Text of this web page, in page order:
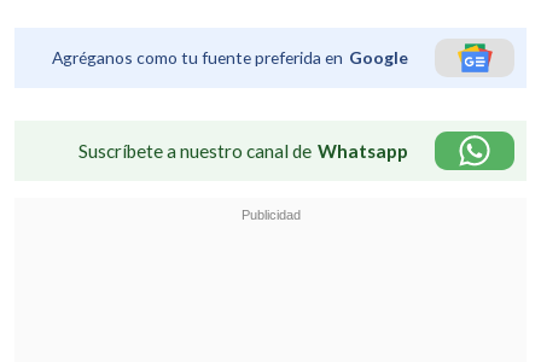
Agréganos como tu fuente preferida en Google
Suscríbete a nuestro canal de Whatsapp